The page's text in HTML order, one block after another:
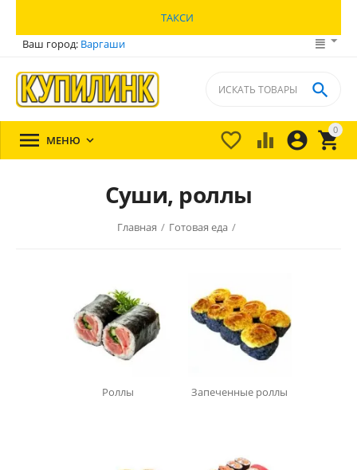
ТАКСИ
Ваш город: Варгаши
0


 

 МЕНЮ 
Суши, роллы
Главная / Готовая еда /
Роллы Запеченные роллы